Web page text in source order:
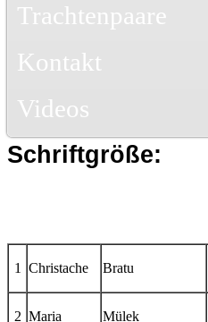
Trachtenpaare
Kontakt
Videos
Schriftgröße:
1 Christache Bratu
2 Maria Mülek